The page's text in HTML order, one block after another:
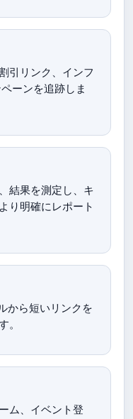
引リンク、インフ
ーンを追跡しま
結果を測定し、キ
り明確にレポート
から短いリンクを
。
ム、イベント登